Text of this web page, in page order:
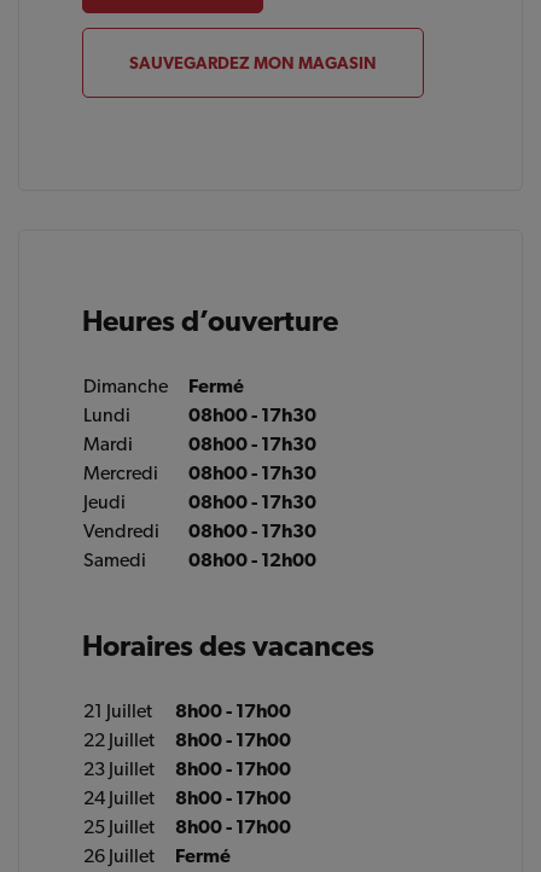
SAUVEGARDEZ MON MAGASIN
Heures d’ouverture
Dimanche
Fermé
Lundi
08h00 - 17h30
Mardi
08h00 - 17h30
Mercredi
08h00 - 17h30
Jeudi
08h00 - 17h30
Vendredi
08h00 - 17h30
Samedi
08h00 - 12h00
Horaires des vacances
21 Juillet
8h00 - 17h00
22 Juillet
8h00 - 17h00
23 Juillet
8h00 - 17h00
24 Juillet
8h00 - 17h00
25 Juillet
8h00 - 17h00
26 Juillet
Fermé